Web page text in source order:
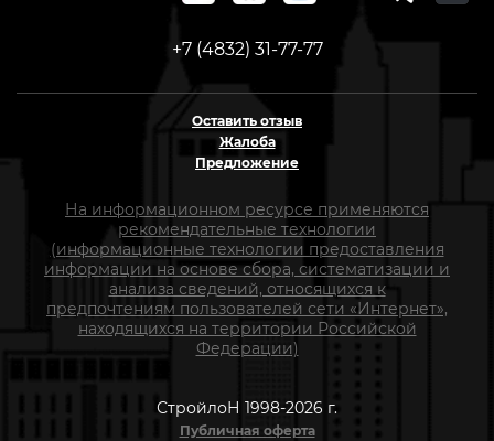
+7 (4832) 31-77-77
Оставить отзыв
Жалоба
Предложение
На информационном ресурсе применяются
рекомендательные технологии
(информационные технологии предоставления
информации на основе сбора, систематизации и
анализа сведений, относящихся к
предпочтениям пользователей сети «Интернет»,
находящихся на территории Российской
Федерации)
СтройлоН 1998-2026 г.
Публичная оферта